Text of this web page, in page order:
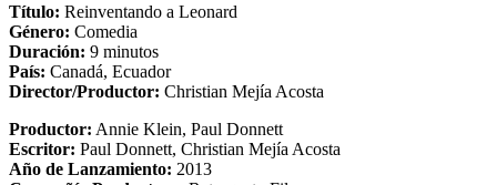
Título: Reinventando a Leonard
Género: Comedia
Duración: 9 minutos
País: Canadá, Ecuador
Director/Productor: Christian Mejía Acosta
Productor: Annie Klein, Paul Donnett
Escritor: Paul Donnett, Christian Mejía Acosta
Año de Lanzamiento: 2013